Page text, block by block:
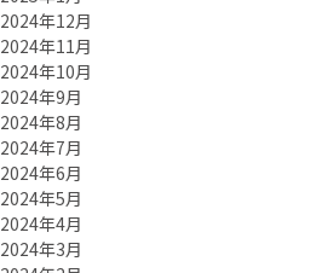
2024年12月
2024年11月
2024年10月
2024年9月
2024年8月
2024年7月
2024年6月
2024年5月
2024年4月
2024年3月